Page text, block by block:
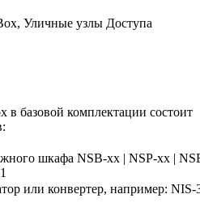
базовой комплектации состоит
шкафа NSB-xx | NSP-xx |
или конвертер, например: NIS-